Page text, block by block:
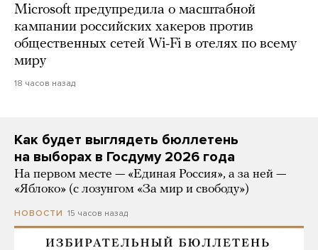
Microsoft предупредила о масштабной
кампании российских хакеров против
общественных сетей Wi-Fi в отелях по всему
миру
18 часов назад
Как будет выглядеть бюллетень
на выборах в Госдуму 2026 года
На первом месте — «Единая Россия», а за ней —
«Яблоко» (с лозунгом «За мир и свободу»)
НОВОСТИ 15 часов назад